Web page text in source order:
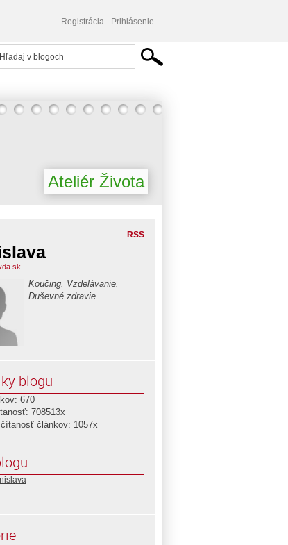
Registrácia Prihlásenie
Ateliér Života
RSS
Koučing. Vzdelávanie.
Duševné zdravie.
blogu
670
708513x
čítanosť článkov: 1057x